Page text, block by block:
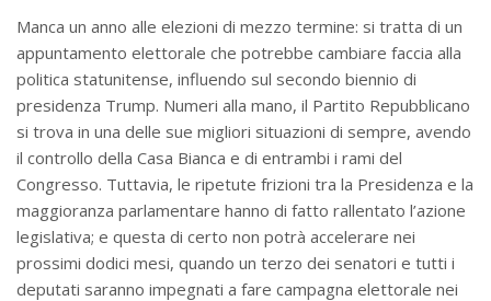
Manca un anno alle elezioni di mezzo termine: si tratta di un
appuntamento elettorale che potrebbe cambiare faccia alla
politica statunitense, influendo sul secondo biennio di
presidenza Trump. Numeri alla mano, il Partito Repubblicano
si trova in una delle sue migliori situazioni di sempre, avendo
il controllo della Casa Bianca e di entrambi i rami del
Congresso. Tuttavia, le ripetute frizioni tra la Presidenza e la
maggioranza parlamentare hanno di fatto rallentato l’azione
legislativa; e questa di certo non potrà accelerare nei
prossimi dodici mesi, quando un terzo dei senatori e tutti i
deputati saranno impegnati a fare campagna elettorale nei